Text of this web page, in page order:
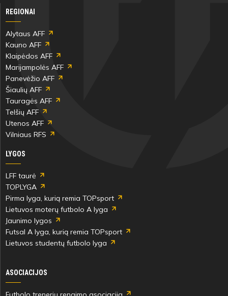
REGIONAI
Alytaus AFF
Kauno AFF
Klaipėdos AFF
Marijampolės AFF
Panevėžio AFF
Šiaulių AFF
Tauragės AFF
Telšių AFF
Utenos AFF
Vilniaus RFS
LYGOS
LFF taurė
TOPLYGA
Pirma lyga, kurią remia TOPsport
Lietuvos moterų futbolo A lyga
Jaunimo lygos
Futsal A lyga, kurią remia TOPsport
Lietuvos studentų futbolo lyga
ASOCIACIJOS